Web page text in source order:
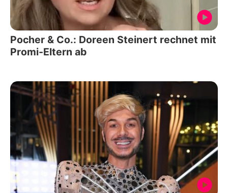
Pocher & Co.: Doreen Steinert rechnet mit
Promi-Eltern ab